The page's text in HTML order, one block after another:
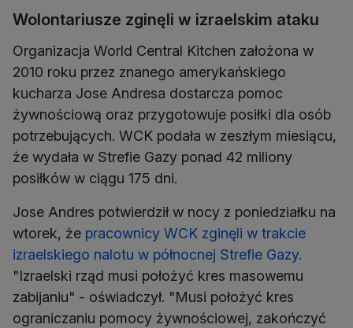
Wolontariusze zginęli w izraelskim ataku
Organizacja World Central Kitchen założona w
2010 roku przez znanego amerykańskiego
kucharza Jose Andresa dostarcza pomoc
żywnościową oraz przygotowuje posiłki dla osób
potrzebujących. WCK podała w zeszłym miesiącu,
że wydała w Strefie Gazy ponad 42 miliony
posiłków w ciągu 175 dni.
Jose Andres potwierdził w nocy z poniedziałku na
wtorek, że pracownicy WCK zginęli w trakcie
izraelskiego nalotu w północnej Strefie Gazy.
"Izraelski rząd musi położyć kres masowemu
zabijaniu" - oświadczył. "Musi położyć kres
ograniczaniu pomocy żywnościowej, zakończyć